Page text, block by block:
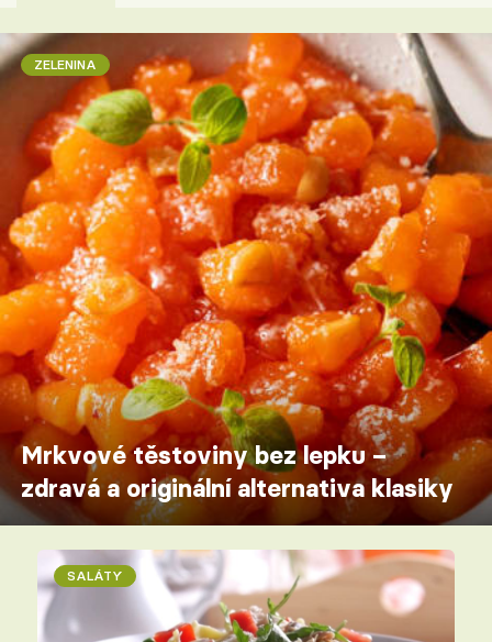
ZELENINA
Mrkvové těstoviny bez lepku –
zdravá a originální alternativa klasiky
SALÁTY